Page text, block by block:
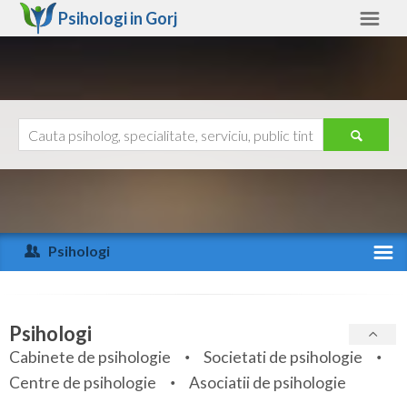
Psihologi in Gorj
Arad
Arges
Bihor
Bistrita-Nasaud
Ajutor
Psihologi
Specialitati
Servicii
Psihologi
Cabinete de psihologie
Societati de psihologie
Centre de psihologie
Asociatii de psihologie